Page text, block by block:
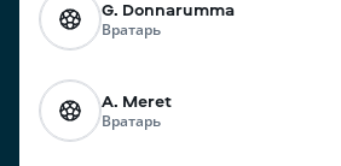
G. Donnarumma
Вратарь
A. Meret
Вратарь